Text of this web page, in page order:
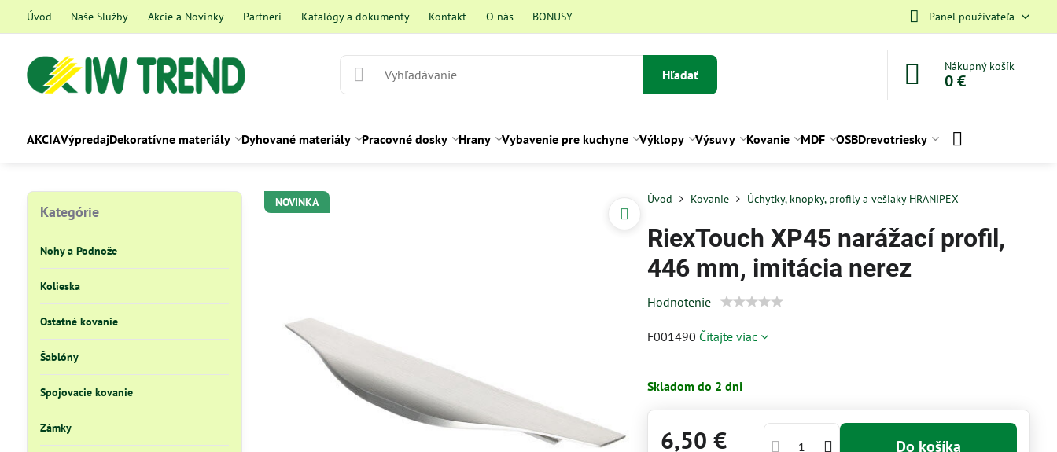
Úvod Naše Služby Akcie a Novinky Partneri Katalógy a dokumenty Kontakt O nás BONUSY Panel používateľa
Hľadať
Nákupný košík
0 €
AKCIAVýpredajDekoratívne materiály Dyhované materiály Pracovné dosky Hrany Vybavenie pre kuchyne Výklopy Výsuvy Kovanie MDF OSBDrevotriesky
NOVINKA Úvod Kovanie Úchytky, knopky, profily a vešiaky HRANIPEX
RiexTouch XP45 narážací profil,
446 mm, imitácia nerez
Hodnotenie
F001490 Čítajte viac
Skladom do 2 dni
6,50 € Do košíka
Kategórie
Nohy a Podnože
Kolieska
Ostatné kovanie
Šablóny
Spojovacie kovanie
Zámky